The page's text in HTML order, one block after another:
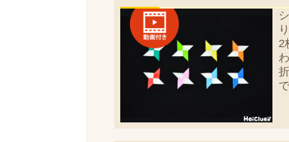
2